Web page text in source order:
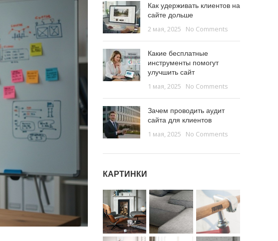
Как удерживать клиентов на
сайте дольше
2 мая, 2025 No Comments
Какие бесплатные
инструменты помогут
улучшить сайт
1 мая, 2025 No Comments
Зачем проводить аудит
сайта для клиентов
1 мая, 2025 No Comments
КАРТИНКИ